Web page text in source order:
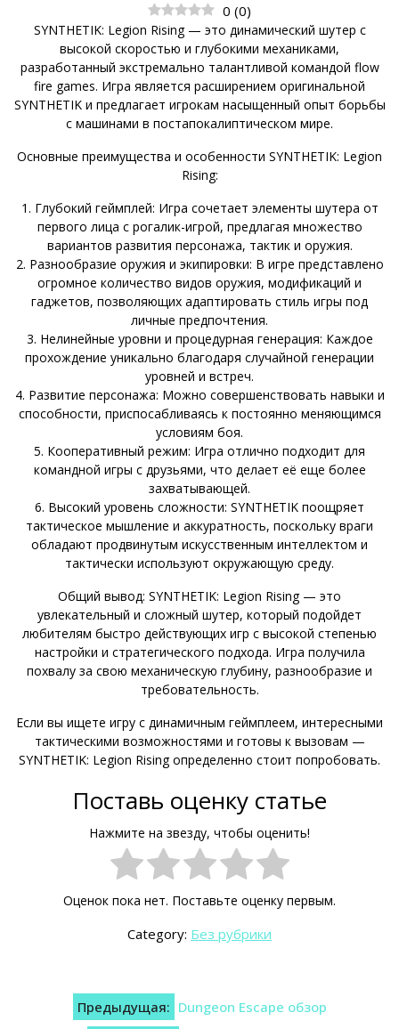
0 (0)
SYNTHETIK: Legion Rising — это динамический шутер с
высокой скоростью и глубокими механиками,
разработанный экстремально талантливой командой flow
fire games. Игра является расширением оригинальной
SYNTHETIK и предлагает игрокам насыщенный опыт борьбы
с машинами в постапокалиптическом мире.
Основные преимущества и особенности SYNTHETIK: Legion
Rising:
1. Глубокий геймплей: Игра сочетает элементы шутера от
первого лица с рогалик-игрой, предлагая множество
вариантов развития персонажа, тактик и оружия.
2. Разнообразие оружия и экипировки: В игре представлено
огромное количество видов оружия, модификаций и
гаджетов, позволяющих адаптировать стиль игры под
личные предпочтения.
3. Нелинейные уровни и процедурная генерация: Каждое
прохождение уникально благодаря случайной генерации
уровней и встреч.
4. Развитие персонажа: Можно совершенствовать навыки и
способности, приспосабливаясь к постоянно меняющимся
условиям боя.
5. Кооперативный режим: Игра отлично подходит для
командной игры с друзьями, что делает её еще более
захватывающей.
6. Высокий уровень сложности: SYNTHETIK поощряет
тактическое мышление и аккуратность, поскольку враги
обладают продвинутым искусственным интеллектом и
тактически используют окружающую среду.
Общий вывод: SYNTHETIK: Legion Rising — это
увлекательный и сложный шутер, который подойдет
любителям быстро действующих игр с высокой степенью
настройки и стратегического подхода. Игра получила
похвалу за свою механическую глубину, разнообразие и
требовательность.
Если вы ищете игру с динамичным геймплеем, интересными
тактическими возможностями и готовы к вызовам —
SYNTHETIK: Legion Rising определенно стоит попробовать.
Поставь оценку статье
Нажмите на звезду, чтобы оценить!
Оценок пока нет. Поставьте оценку первым.
Category: Без рубрики
Навигация
Предыдущая: Dungeon Escape обзор